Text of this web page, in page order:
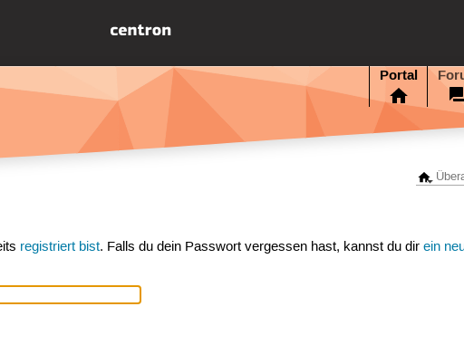
Portal
registriert bist. Falls du dein Passwort vergessen hast, kannst du direin